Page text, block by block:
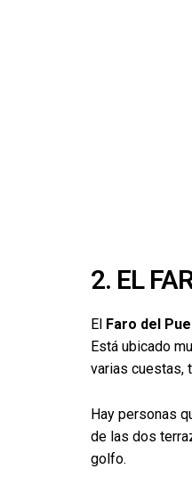
2. EL
El Faro del
Está ubicado
varias cuestas,
Hay personas
de las dos
golfo.